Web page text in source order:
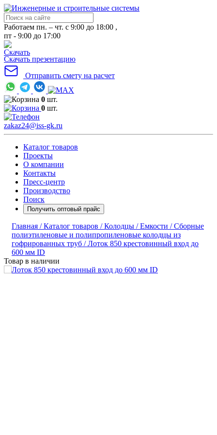
Работаем пн. – чт. с 9:00 до 18:00 ,
пт - 9:00 до 17:00
Скачать презентацию
Отправить смету на расчет
0 шт.
0 шт.
zakaz24@iss-gk.ru
Каталог товаров
Проекты
О компании
Контакты
Пресс-центр
Производство
Поиск
Получить оптовый прайс
Главная /Каталог товаров /Колодцы / Емкости /Сборные
полиэтиленовые и полипропиленовые колодцы из
гофрированных труб /Лоток 850 крестовинный вход до
600 мм ID
Товар в наличии